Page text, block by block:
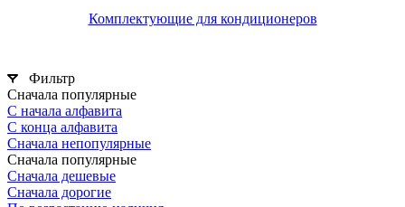
Комплектующие для кондиционеров
Фильтр
Сначала популярные
С начала алфавита
С конца алфавита
Сначала непопулярные
Сначала популярные
Сначала дешевые
Сначала дорогие